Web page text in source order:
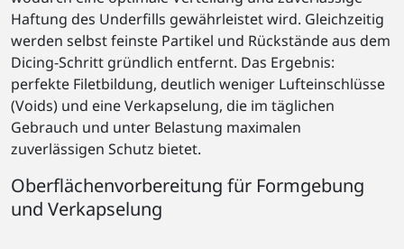
Haftung des Underfills gewährleistet wird. Gleichzeitig
werden selbst feinste Partikel und Rückstände aus dem
Dicing-Schritt gründlich entfernt. Das Ergebnis:
perfekte Filetbildung, deutlich weniger Lufteinschlüsse
(Voids) und eine Verkapselung, die im täglichen
Gebrauch und unter Belastung maximalen
zuverlässigen Schutz bietet.
Oberflächenvorbereitung für Formgebung
und Verkapselung